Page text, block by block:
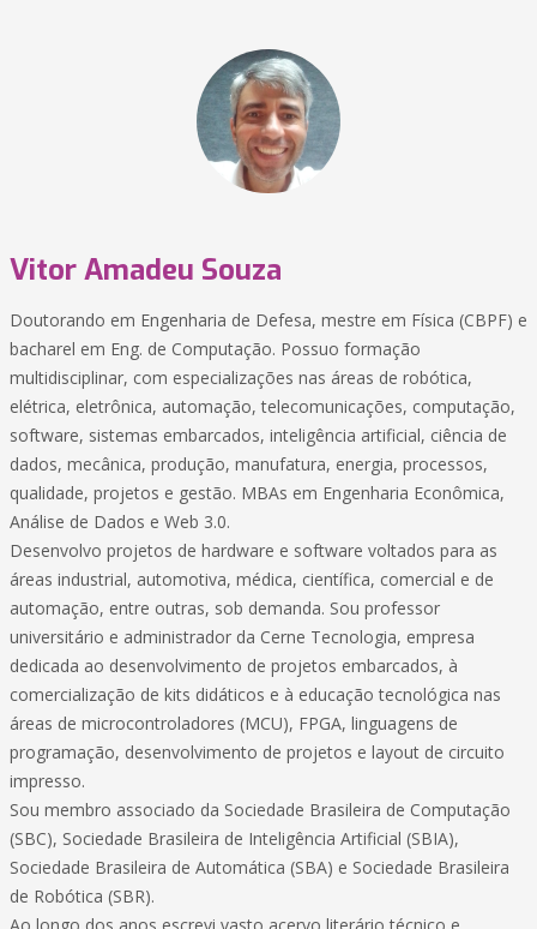
Vitor Amadeu Souza
Doutorando em Engenharia de Defesa, mestre em Física (CBPF) e
bacharel em Eng. de Computação. Possuo formação
multidisciplinar, com especializações nas áreas de robótica,
elétrica, eletrônica, automação, telecomunicações, computação,
software, sistemas embarcados, inteligência artificial, ciência de
dados, mecânica, produção, manufatura, energia, processos,
qualidade, projetos e gestão. MBAs em Engenharia Econômica,
Análise de Dados e Web 3.0.
Desenvolvo projetos de hardware e software voltados para as
áreas industrial, automotiva, médica, científica, comercial e de
automação, entre outras, sob demanda. Sou professor
universitário e administrador da Cerne Tecnologia, empresa
dedicada ao desenvolvimento de projetos embarcados, à
comercialização de kits didáticos e à educação tecnológica nas
áreas de microcontroladores (MCU), FPGA, linguagens de
programação, desenvolvimento de projetos e layout de circuito
impresso.
Sou membro associado da Sociedade Brasileira de Computação
(SBC), Sociedade Brasileira de Inteligência Artificial (SBIA),
Sociedade Brasileira de Automática (SBA) e Sociedade Brasileira
de Robótica (SBR).